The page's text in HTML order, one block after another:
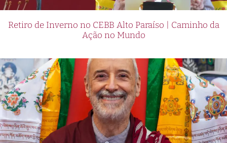
Retiro de Inverno no CEBB Alto Paraíso | Caminho da
Ação no Mundo